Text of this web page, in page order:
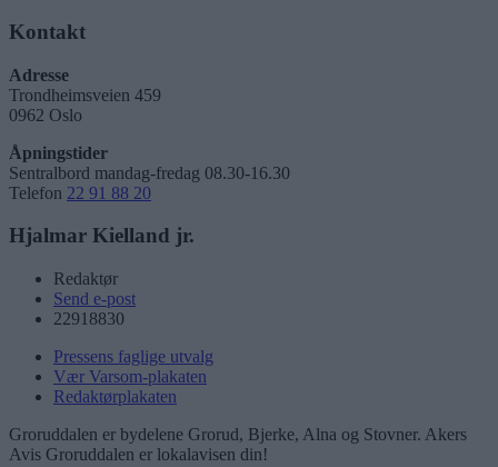
Kontakt
Adresse
Trondheimsveien 459
0962 Oslo
Åpningstider
Sentralbord mandag-fredag 08.30-16.30
Telefon 22 91 88 20
Hjalmar Kielland jr.
Redaktør
Send e-post
22918830
Pressens faglige utvalg
Vær Varsom-plakaten
Redaktørplakaten
Groruddalen er bydelene Grorud, Bjerke, Alna og Stovner. Akers
Avis Groruddalen er lokalavisen din!